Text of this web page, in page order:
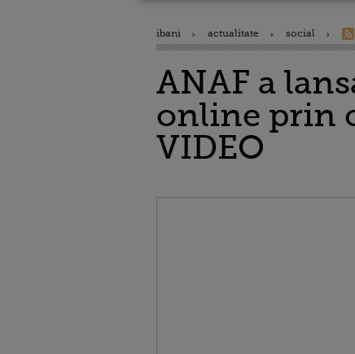
ibani actualitate social
ANAF a
online prin
VIDEO